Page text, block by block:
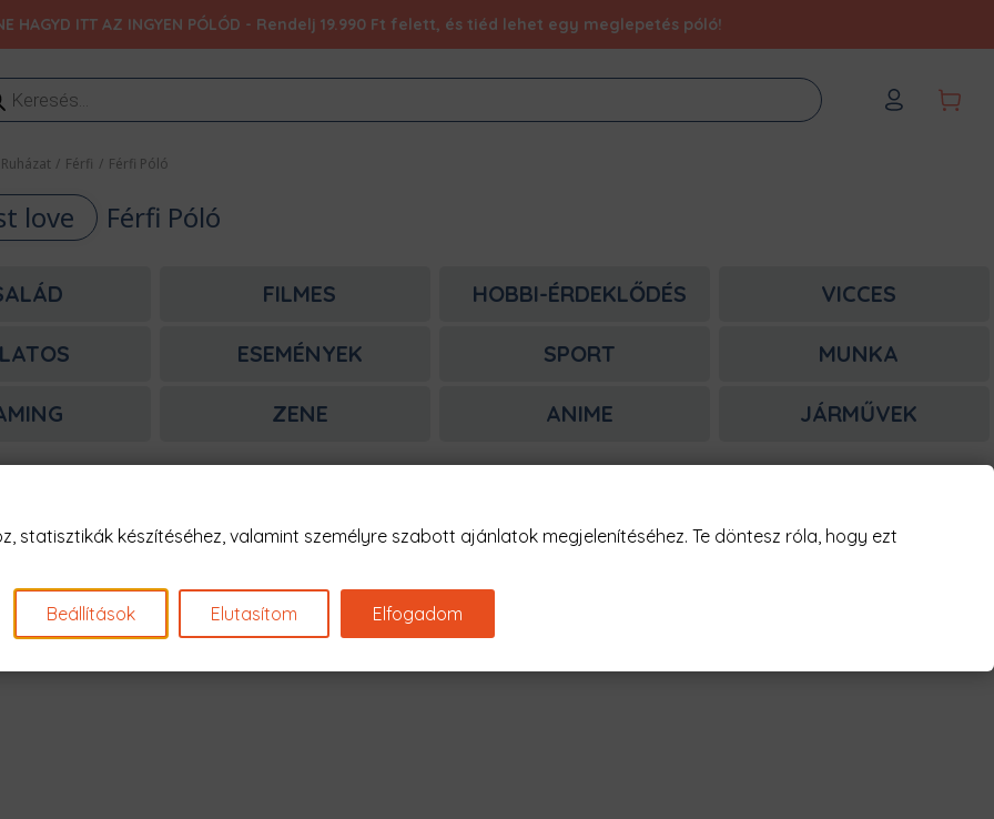
HAGYD ITT AZ INGYEN PÓLÓD - Rendelj 19.990 Ft felett, és tiéd lehet egy meglepetés póló!
Ruházat / Férfi / Férfi Póló
love Férfi Póló
FILMES HOBBI-ÉRDEKLŐDÉS VICCES
ESEMÉNYEK SPORT MUNKA
ZENE ANIME JÁRMŰVEK
Nagyon sajnáljuk! 😥
Nincs találat erre: "dentist love Férfi Póló"
statisztikák készítéséhez, valamint személyre szabott ajánlatok megjelenítéséhez. Te döntesz róla, hogy ezt
Beállítások Elutasítom Elfogadom